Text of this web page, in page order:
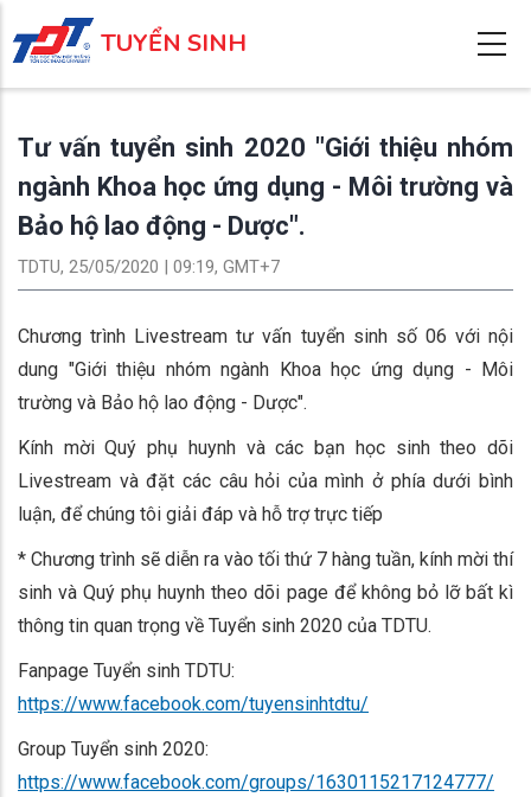
đến
nội
TUYỂN SINH
Tư vấn tuyển sinh 2020 "Giới thiệu nhóm
ngành Khoa học ứng dụng - Môi trường và
Bảo hộ lao động - Dược".
TDTU, 25/05/2020 | 09:19, GMT+7
Chương trình Livestream tư vấn tuyển sinh số 06 với nội
dung "Giới thiệu nhóm ngành Khoa học ứng dụng - Môi
trường và Bảo hộ lao động - Dược".
Kính mời Quý phụ huynh và các bạn học sinh theo dõi
Livestream và đặt các câu hỏi của mình ở phía dưới bình
luận, để chúng tôi giải đáp và hỗ trợ trực tiếp
* Chương trình sẽ diễn ra vào tối thứ 7 hàng tuần, kính mời thí
sinh và Quý phụ huynh theo dõi page để không bỏ lỡ bất kì
thông tin quan trọng về Tuyển sinh 2020 của TDTU.
Fanpage Tuyển sinh TDTU:
https://www.facebook.com/tuyensinhtdtu/
Group Tuyển sinh 2020:
https://www.facebook.com/groups/1630115217124777/